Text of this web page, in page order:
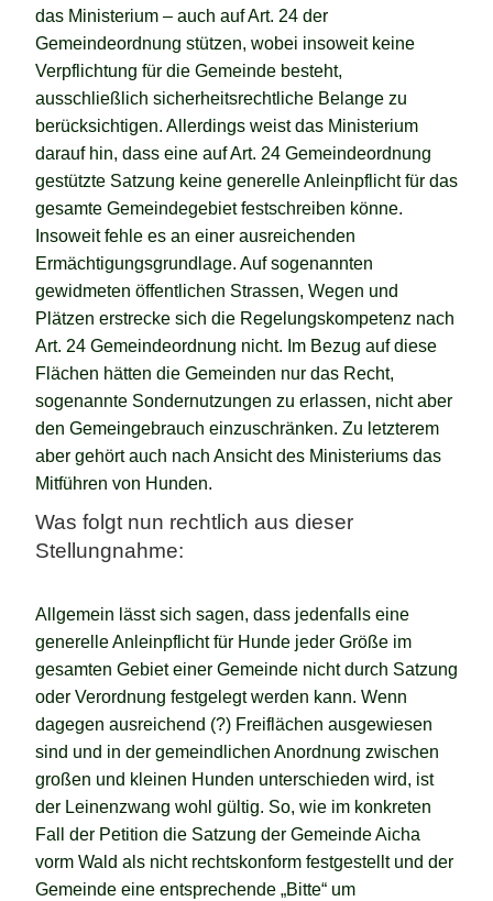
das Ministerium – auch auf Art. 24 der
Gemeindeordnung stützen, wobei insoweit keine
Verpflichtung für die Gemeinde besteht,
ausschließlich sicherheitsrechtliche Belange zu
berücksichtigen. Allerdings weist das Ministerium
darauf hin, dass eine auf Art. 24 Gemeindeordnung
gestützte Satzung keine generelle Anleinpflicht für das
gesamte Gemeindegebiet festschreiben könne.
Insoweit fehle es an einer ausreichenden
Ermächtigungsgrundlage. Auf sogenannten
gewidmeten öffentlichen Strassen, Wegen und
Plätzen erstrecke sich die Regelungskompetenz nach
Art. 24 Gemeindeordnung nicht. Im Bezug auf diese
Flächen hätten die Gemeinden nur das Recht,
sogenannte Sondernutzungen zu erlassen, nicht aber
den Gemeingebrauch einzuschränken. Zu letzterem
aber gehört auch nach Ansicht des Ministeriums das
Mitführen von Hunden.
Was folgt nun rechtlich aus dieser
Stellungnahme:
Allgemein lässt sich sagen, dass jedenfalls eine
generelle Anleinpflicht für Hunde jeder Größe im
gesamten Gebiet einer Gemeinde nicht durch Satzung
oder Verordnung festgelegt werden kann. Wenn
dagegen ausreichend (?) Freiflächen ausgewiesen
sind und in der gemeindlichen Anordnung zwischen
großen und kleinen Hunden unterschieden wird, ist
der Leinenzwang wohl gültig. So, wie im konkreten
Fall der Petition die Satzung der Gemeinde Aicha
vorm Wald als nicht rechtskonform festgestellt und der
Gemeinde eine entsprechende „Bitte“ um